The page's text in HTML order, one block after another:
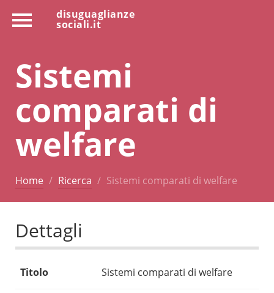
disuguaglianze
sociali.it
Sistemi
comparati di
welfare
Home Ricerca Sistemi comparati di welfare
Dettagli
Titolo Sistemi comparati di welfare